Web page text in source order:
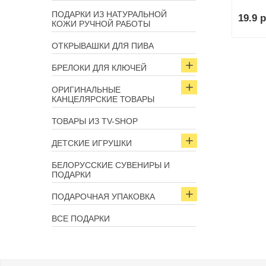
ПОДАРКИ ИЗ НАТУРАЛЬНОЙ
КОЖИ РУЧНОЙ РАБОТЫ
ОТКРЫВАШКИ ДЛЯ ПИВА
БРЕЛОКИ ДЛЯ КЛЮЧЕЙ
ОРИГИНАЛЬНЫЕ
КАНЦЕЛЯРСКИЕ ТОВАРЫ
ТОВАРЫ ИЗ TV-SHOP
ДЕТСКИЕ ИГРУШКИ
БЕЛОРУССКИЕ СУВЕНИРЫ И
ПОДАРКИ
ПОДАРОЧНАЯ УПАКОВКА
ВСЕ ПОДАРКИ
19.9